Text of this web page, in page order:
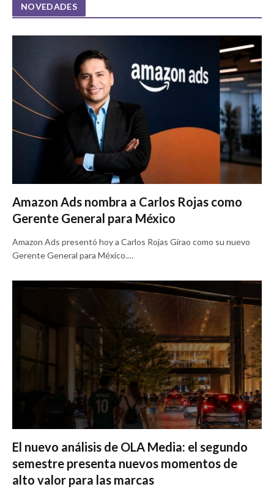
NOVEDADES
Amazon Ads nombra a Carlos Rojas como
Gerente General para México
Amazon Ads presentó hoy a Carlos Rojas Girao como su nuevo
Gerente General para México.…
El nuevo análisis de OLA Media: el segundo
semestre presenta nuevos momentos de
alto valor para las marcas